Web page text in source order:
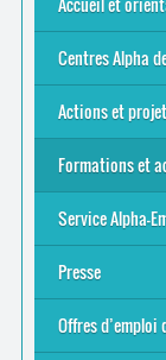
Bruxelles
8 Points
Publics
Que
Qui sommes-
Centres Alpha
Actions et
Alpha-Jeux
Arts & Alpha
Jeudis du
Le projet
Notre projet
Tac-TIC
Formations et
S’initier
Se former
Se rencontrer
Être
Service Alpha-
Équipe et
Folder
Presse
2021
2024
2025
Offres d’emploi